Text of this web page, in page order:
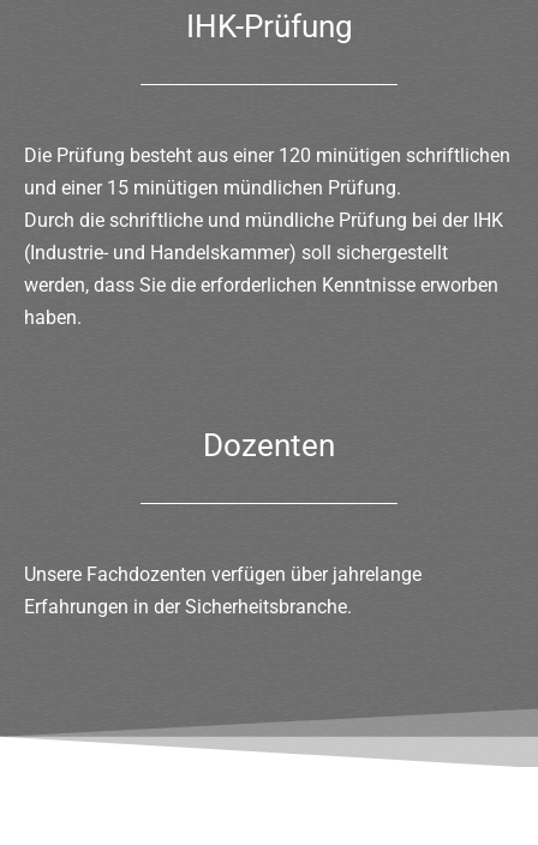
IHK-Prüfung
Die Prüfung besteht aus einer 120 minütigen schriftlichen
und einer 15 minütigen mündlichen Prüfung.
Durch die schriftliche und mündliche Prüfung bei der IHK
(Industrie- und Handelskammer) soll sichergestellt
werden, dass Sie die erforderlichen Kenntnisse erworben
haben.
Dozenten
Unsere Fachdozenten verfügen über jahrelange
Erfahrungen in der Sicherheitsbranche.